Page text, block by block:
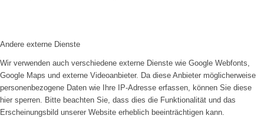
Andere externe Dienste
Wir verwenden auch verschiedene externe Dienste wie Google Webfonts,
Google Maps und externe Videoanbieter. Da diese Anbieter möglicherweise
personenbezogene Daten wie Ihre IP-Adresse erfassen, können Sie diese
hier sperren. Bitte beachten Sie, dass dies die Funktionalität und das
Erscheinungsbild unserer Website erheblich beeinträchtigen kann.